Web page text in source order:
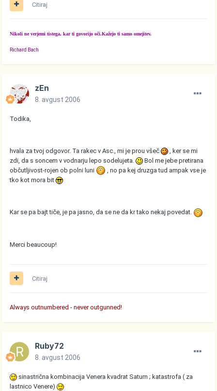
Citiraj
Nikoli ne verjemi tistega, kar ti govorijo oči.Kažejo ti samo omejitev.
Richard Bach
zEn
8. avgust 2006
Todika,
hvala za tvoj odgovor. Ta rakec v Asc., mi je prou všeč
, ker se mi
zdi, da s soncem v vodnarju lepo sodelujeta.
Bol me jebe pretirana
občutljivost-rojen ob polni luni
, no pa kej druzga tud ampak vse je
tko kot mora bit
Kar se pa bajt tiče, je pa jasno, da se ne da kr tako nekaj povedat.
Merci beaucoup!
Citiraj
Always outnumbered - never outgunned!
Ruby72
8. avgust 2006
sinastrična kombinacija Venera kvadrat Saturn ; katastrofa ( za
lastnico Venere)